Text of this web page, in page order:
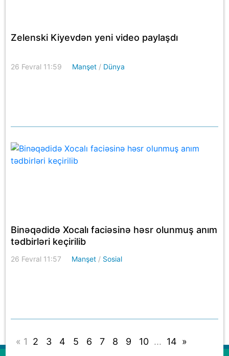
Zelenski Kiyevdən yeni video paylaşdı
26 Fevral 11:59 Manşet / Dünya
Binəqədidə Xocalı faciəsinə həsr olunmuş anım
tədbirləri keçirilib
26 Fevral 11:57 Manşet / Sosial
« 1 2 3 4 5 6 7 8 9 10 ... 14 »